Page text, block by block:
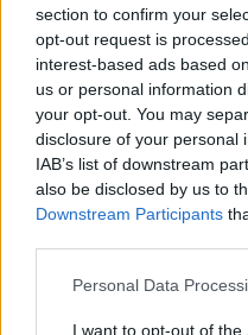
section to confirm your
opt-out request is
interest-based ads based
us or personal information
your opt-out. You may
disclosure of your personal
IAB’s list of downstream
also be disclosed by us to
Downstream Participants
Personal Data
I want to opt-out of the
Ikona